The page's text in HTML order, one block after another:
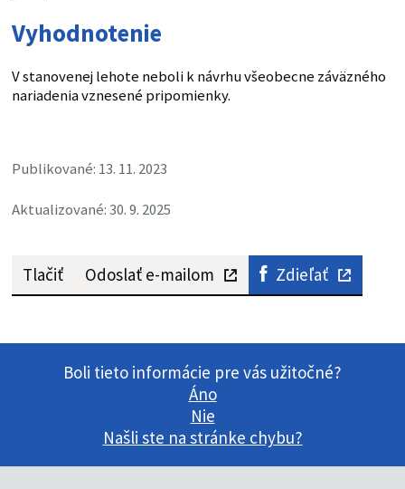
Vyhodnotenie
V stanovenej lehote neboli k návrhu všeobecne záväzného
nariadenia vznesené pripomienky.
Publikované: 13. 11. 2023
Aktualizované: 30. 9. 2025
Tlačiť Odoslať e-mailom Zdieľať
Boli tieto informácie pre vás užitočné?
Áno
Nie
Našli ste na stránke chybu?